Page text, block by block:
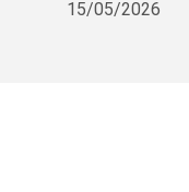
15/05/2026